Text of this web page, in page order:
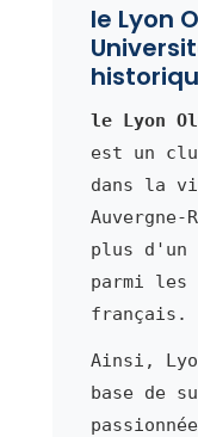
le Lyon
le Lyon
est un
dans la
Auvergne-
plus
parmi
français.
Ainsi,
base de